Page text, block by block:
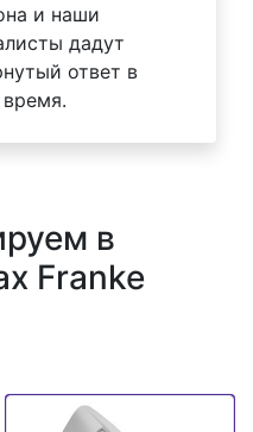
и наши
дадут
ответ в
в
Franke